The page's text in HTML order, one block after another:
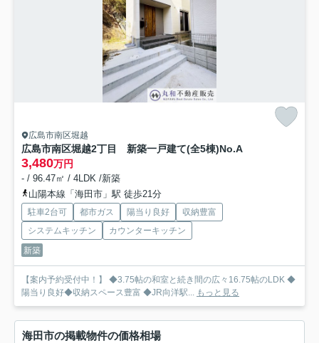
広島市南区堀越
広島市南区堀越2丁目 新築一戸建て(全5棟)No.A
3,480万円
- / 96.47㎡ / 4LDK /新築
山陽本線「海田市」駅 徒歩21分
駐車2台可 都市ガス 陽当り良好
収納豊富
システムキッチン
カウンターキッチン
新築
【案内予約受付中！】 ◆3.75帖の和室と続き間の広々16.75帖のLDK ◆
陽当り良好◆収納スペース豊富 ◆JR向洋駅... もっと見る
海田市の掲載物件の価格相場